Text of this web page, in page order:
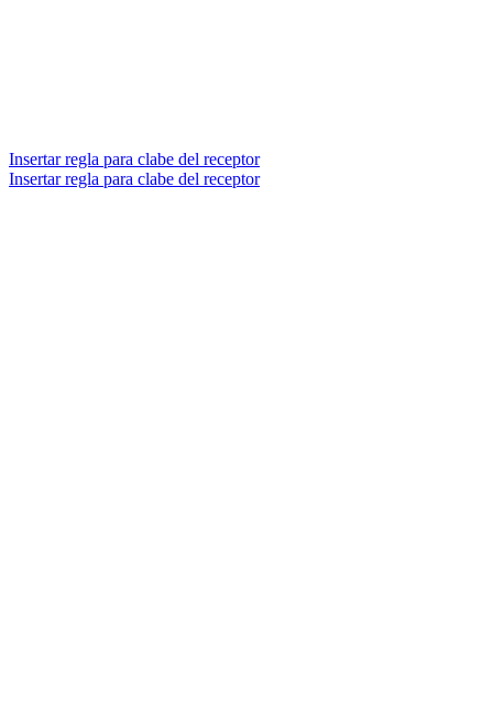
Insertar regla para clabe del receptor
Insertar regla para clabe del receptor